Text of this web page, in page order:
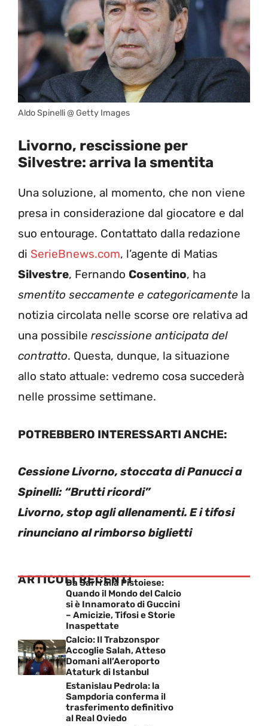
Aldo Spinelli @ Getty Images
Livorno, rescissione per
Silvestre: arriva la smentita
Una soluzione, al momento, che non viene
presa in considerazione dal giocatore e dal
suo entourage. Contattato dalla redazione
di SerieBnews.com, l’agente di Matias
Silvestre, Fernando Cosentino, ha
smentito seccamente e categoricamente la
notizia circolata nelle scorse ore relativa ad
una possibile rescissione anticipata del
contratto. Questa, dunque, la situazione
allo stato attuale: vedremo cosa succederà
nelle prossime settimane.
POTREBBERO INTERESSARTI ANCHE:
Cessione Livorno, stoccata di Panucci a
Spinelli: “Brutti ricordi”
Livorno, stop agli allenamenti. E i tifosi
rinunciano al rimborso biglietti
ARTICOLI RECENTI
Da Sarri alla Pistoiese:
Quando il Mondo del Calcio
si è Innamorato di Guccini
– Amicizie, Tifosi e Storie
Inaspettate
Calcio: Il Trabzonspor
Accoglie Salah, Atteso
Domani all’Aeroporto
Ataturk di Istanbul
Estanislau Pedrola: la
Sampdoria conferma il
trasferimento definitivo
al Real Oviedo